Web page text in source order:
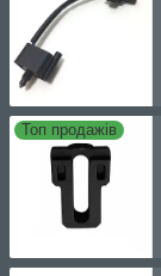
Топ продажів